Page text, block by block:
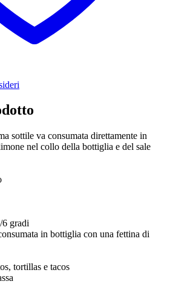
sottile va consumata direttamente in
nel collo della bottiglia e del sale
gradi
in bottiglia con una fettina di
tortillas e tacos